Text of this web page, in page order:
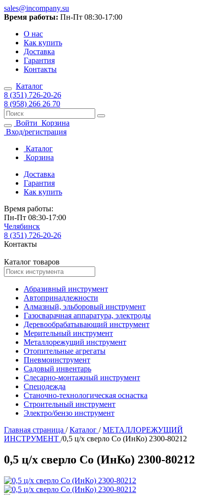
sales@incompany.su
Время работы: Пн-Пт 08:30-17:00
О нас
Как купить
Доставка
Гарантия
Контакты
Каталог
8 (351) 726-20-26
8 (958) 266 26 70
Войти Корзина
Вход/регистрация
Каталог
Корзина
Доставка
Гарантия
Как купить
Время работы:
Пн-Пт 08:30-17:00
Челябинск
8 (351) 726-20-26
Контакты
Каталог товаров
Абразивный инструмент
Автопринадлежности
Алмазный, эльборовый инструмент
Газосварачная аппаратура, электроды
Деревообрабатывающий инструмент
Мерительный инструмент
Металлорежущий инструмент
Отопительные агрегаты
Пневмоинструмент
Садовый инвентарь
Слесарно-монтажный инструмент
Спецодежда
Станочно-технологическая оснастка
Строительный инструмент
Электро/бензо инструмент
Главная страница / Каталог / МЕТАЛЛОРЕЖУЩИЙ
ИНСТРУМЕНТ /0,5 ц/х сверло Со (ИнКо) 2300-80212
0,5 ц/х сверло Со (ИнКо) 2300-80212